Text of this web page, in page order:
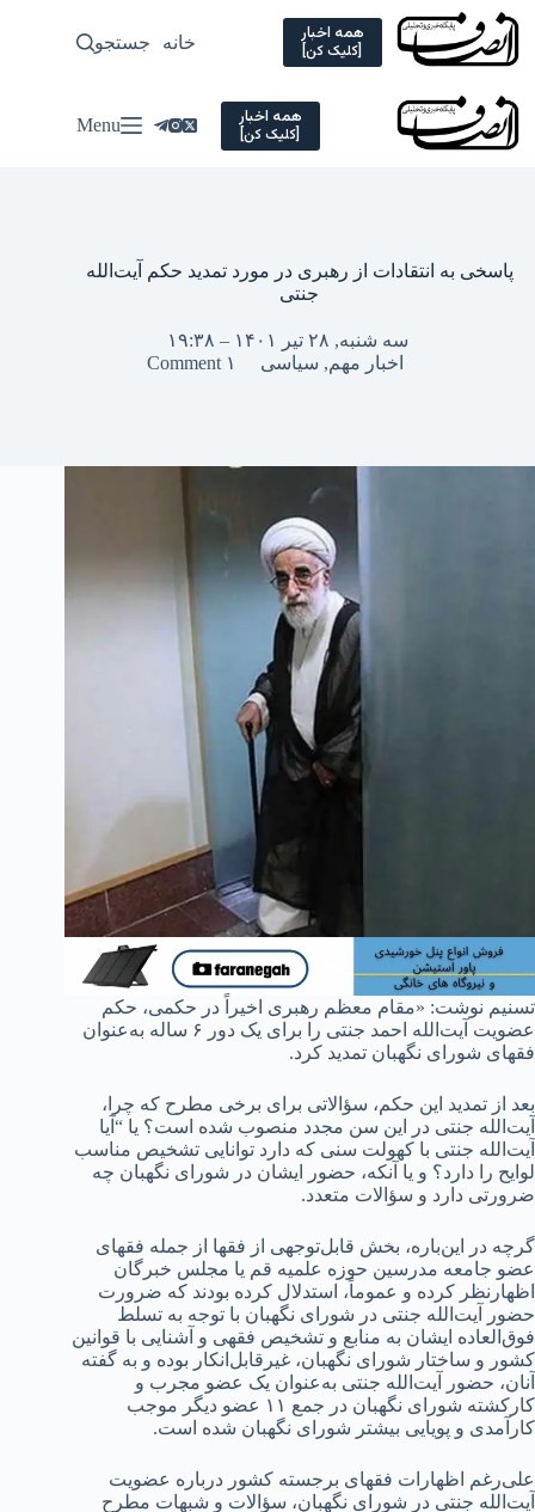
Skip
content
همه اخبار
[کلیک کن] خانه سیاسی
جستجو
همه اخبار
[کلیک کن] Menu
پاسخی به انتقادات از رهبری در مورد تمدید حکم آیت‌الله
جنتی
سه شنبه, ۲۸ تیر ۱۴۰۱ – ۱۹:۳۸
اخبار مهم, سیاسی ۱ Comment
تسنیم نوشت: «مقام معظم رهبری اخیراً در حکمی، حکم
عضویت آیت‌الله احمد جنتی را برای یک دور ۶ ساله به‌عنوان
فقهای شورای نگهبان تمدید کرد.
بعد از تمدید این حکم، سؤالاتی برای برخی مطرح که چرا،
آیت‌الله جنتی در این سن مجدد منصوب شده است؟ یا “آیا
آیت‌الله جنتی با کهولت سنی که دارد توانایی تشخیص مناسب
لوایح را دارد؟ و یا آنکه، حضور ایشان در شورای نگهبان چه
ضرورتی دارد و سؤالات متعدد.
گرچه در این‌باره، بخش قابل‌توجهی از فقها از جمله فقهای
عضو جامعه مدرسین حوزه علمیه قم یا مجلس خبرگان
اظهارنظر کرده و عموماً، استدلال کرده بودند که ضرورت
حضور آیت‌الله جنتی در شورای نگهبان با توجه به تسلط
فوق‌العاده ایشان به منابع و تشخیص فقهی و آشنایی با قوانین
کشور و ساختار شورای نگهبان، غیرقابل‌انکار بوده و به گفته
آنان، حضور آیت‌الله جنتی به‌عنوان یک عضو مجرب و
کارکشته شورای نگهبان در جمع ۱۱ عضو دیگر موجب
کارآمدی و پویایی بیشتر شورای نگهبان شده است.
علی‌رغم اظهارات فقهای برجسته کشور درباره عضویت
آیت‌الله جنتی در شورای نگهبان، سؤالات و شبهات مطرح